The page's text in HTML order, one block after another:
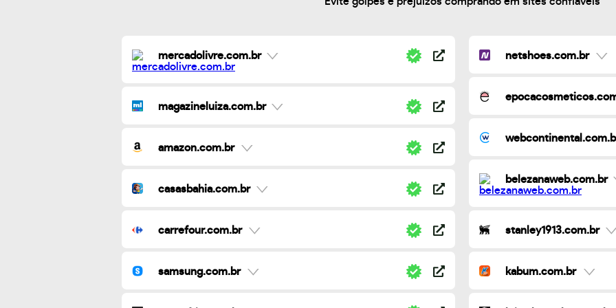
mercadolivre.com.br
magazineluiza.com.br
amazon.com.br
casasbahia.com.br
carrefour.com.br
samsung.com.br
netshoes.com.br
belezanaweb.com.br
stanley1913.com.br
kabum.com.br